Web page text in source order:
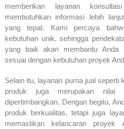
memberikan layanan
membutuhkan informasi lebih
yang tepat. Kami percaya
kebutuhan unik, sehingga
yang baik akan membantu Anda
sesuai dengan kebutuhan proyek
Selain itu, layanan purna jual seperti
produk juga merupakan nilai
dipertimbangkan. Dengan begitu,
produk berkualitas, tetapi juga
memastikan kelancaran proyek